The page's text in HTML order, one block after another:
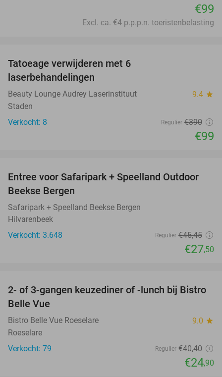
€99
Excl. ca. €4 p.p.p.n. toeristenbelasting
Tatoeage verwijderen met 6
laserbehandelingen
Beauty Lounge Audrey Laserinstituut 9.4 star
Staden
Verkocht: 8
Regulier €390
€99
39%
Entree voor Safaripark + Speelland Outdoor
Beekse Bergen
Safaripark + Speelland Beekse Bergen
Hilvarenbeek
Verkocht: 3.648
Regulier €45,45
€27,50
38%
2- of 3-gangen keuzediner of -lunch bij Bistro
Belle Vue
Bistro Belle Vue Roeselare 9.0 star
Roeselare
Verkocht: 79
Regulier €40,40
€24,90